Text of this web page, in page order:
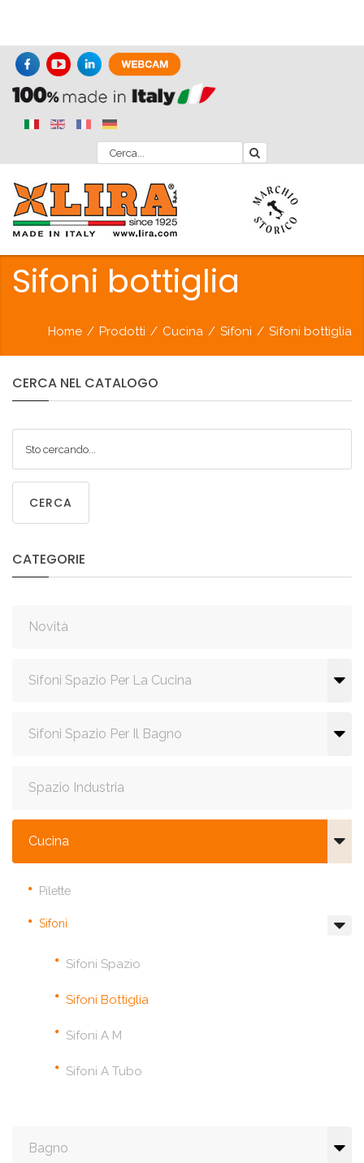
Sifoni bottiglia
Home / Prodotti / Cucina / Sifoni / Sifoni bottiglia
CERCA NEL CATALOGO
CERCA
CATEGORIE
Novità
Sifoni Spazio Per La Cucina
Sifoni Spazio Per Il Bagno
Spazio Industria
Cucina
Pilette
Sifoni
Sifoni Spazio
Sifoni Bottiglia
Sifoni A M
Sifoni A Tubo
Bagno